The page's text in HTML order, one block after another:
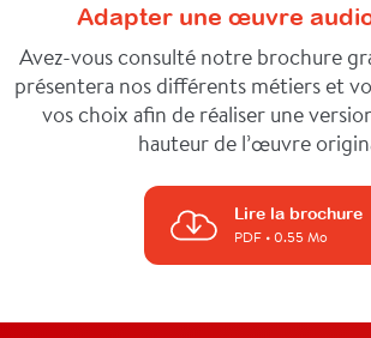
Adapter une œuvre
Avez-vous consulté notre brochure
présentera nos différents métiers et
vos choix afin de réaliser une
hauteur de l’œuvre
Lire la brochure
PDF• 0.55 Mo